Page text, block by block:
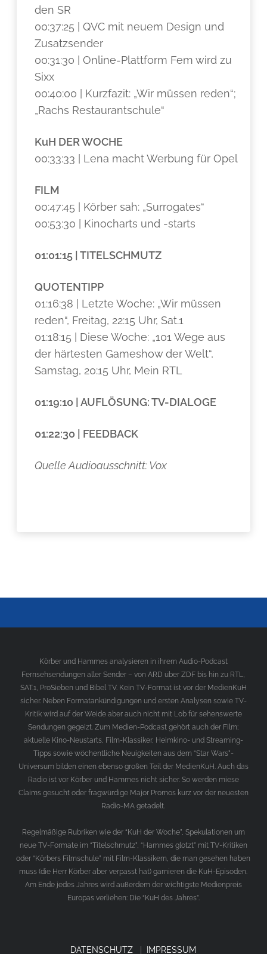
den SR
00:37:25 | QVC mit neuem Design und
Zusatzsender
00:31:30 | Online-Plattform Fem wird zu
Sixx
00:40:00 | Kurzfazit: „Wir müssen reden“;
„Rachs Restaurantschule“
KuH DER WOCHE
00:33:33 | Lena macht Werbung für Opel
FILM
00:47:45 | Körber sah: „Surrogates“
00:53:30 | Kinocharts und -starts
01:01:15 | TITELSCHMUTZ
QUOTENTIPP
01:16:38 | Letzte Woche: „Wir müssen
reden“, Freitag, 22:15 Uhr, Sat.1
01:18:15 | Diese Woche: „101 Wege aus
der härtesten Gameshow der Welt“,
Samstag, 20:15 Uhr, Mein RTL
01:19:10 | AUFLÖSUNG: TV-DIALOGE
01:22:30 | FEEDBACK
Quelle Audioausschnitt: Vox
Körber und Hammes analysieren in ihrem Audio-Podcast
Fernsehsendungen aller Sender – von ARD über ZDF bis hin zu RTL,
SAT.1, ProSieben und Bibel TV. Kein TV-Format ist vor der MedienKuH
sicher. Neben Formatankündigungen und ersten Analysen sowie TV-
Kritik wird auf der Weide aber auch nicht mit Lob für sehenswerte
Sendungen gegeizt. Zum Medien-Podcast gehört auch der Film;
aktuelle Kino-Neustarts, Film-Klassiker, Heimkino- und Streaming-
Tipps sowie wöchentliche Neuigkeiten aus dem “Star Wars”-
Universum bilden einen ebenso großen Teil der MedienKuH. Auch das
Radio ist vor Körber und Hammes nicht sicher. So werden miese
Claims gesucht oder fragwürdige Major Promos kurz vor der neuesten
Radio-MA getadelt.
Regelmäßige Rubriken wie der “KuH der Woche”, Spekulationen um
neue TV-Formate im “Titelschmutz”, “Hammes glotzt” mit TV-Kritiken
oder “Körbers Filmschule” mit Film-Klassikern, die man gesehen haben
muss (die Herr Körber aber verpasst hat) garnieren die KuH-Episoden.
Am Ende jedes Jahres wird außerdem der wichtigste Medienpreis
Europas verliehen: Die “KuH des Jahres”.
DATENSCHUTZ IMPRESSUM